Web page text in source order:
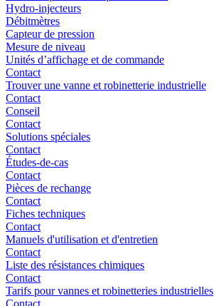
Hydro-injecteurs
Débitmètres
Capteur de pression
Mesure de niveau
Unités d’affichage et de commande
Contact
Trouver une vanne et robinetterie industrielle
Contact
Conseil
Contact
Solutions spéciales
Contact
Études-de-cas
Contact
Pièces de rechange
Contact
Fiches techniques
Contact
Manuels d'utilisation et d'entretien
Contact
Liste des résistances chimiques
Contact
Tarifs pour vannes et robinetteries industrielles